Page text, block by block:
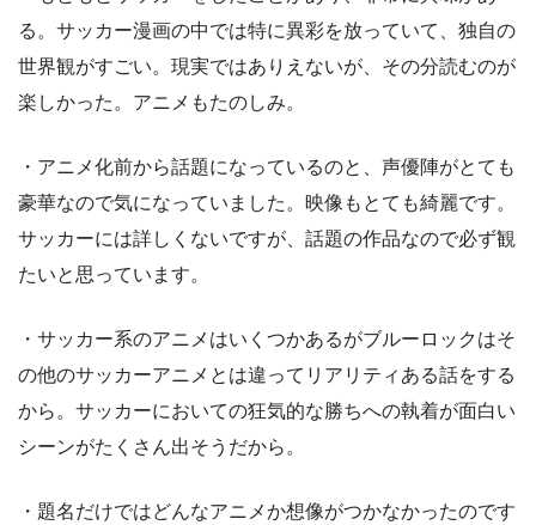
る。サッカー漫画の中では特に異彩を放っていて、独自の
世界観がすごい。現実ではありえないが、その分読むのが
楽しかった。アニメもたのしみ。
・アニメ化前から話題になっているのと、声優陣がとても
豪華なので気になっていました。映像もとても綺麗です。
サッカーには詳しくないですが、話題の作品なので必ず観
たいと思っています。
・サッカー系のアニメはいくつかあるがブルーロックはそ
の他のサッカーアニメとは違ってリアリティある話をする
から。サッカーにおいての狂気的な勝ちへの執着が面白い
シーンがたくさん出そうだから。
・題名だけではどんなアニメか想像がつかなかったのです